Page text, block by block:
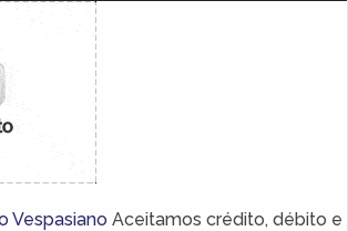
Vespasiano Aceitamos crédito, débito e